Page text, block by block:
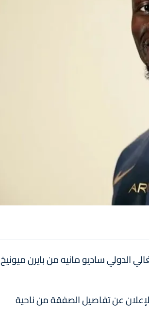
الدولي ساديو مانيه من بايرن ميونيخ
عن تفاصيل الصفقة من ناحية